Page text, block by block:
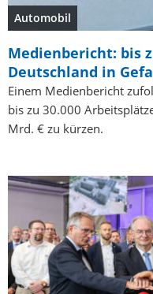
Automobil
Medienbericht: bis
Deutschland in
Einem Medienbericht
bis zu 30.000
Mrd. € zu kürzen.